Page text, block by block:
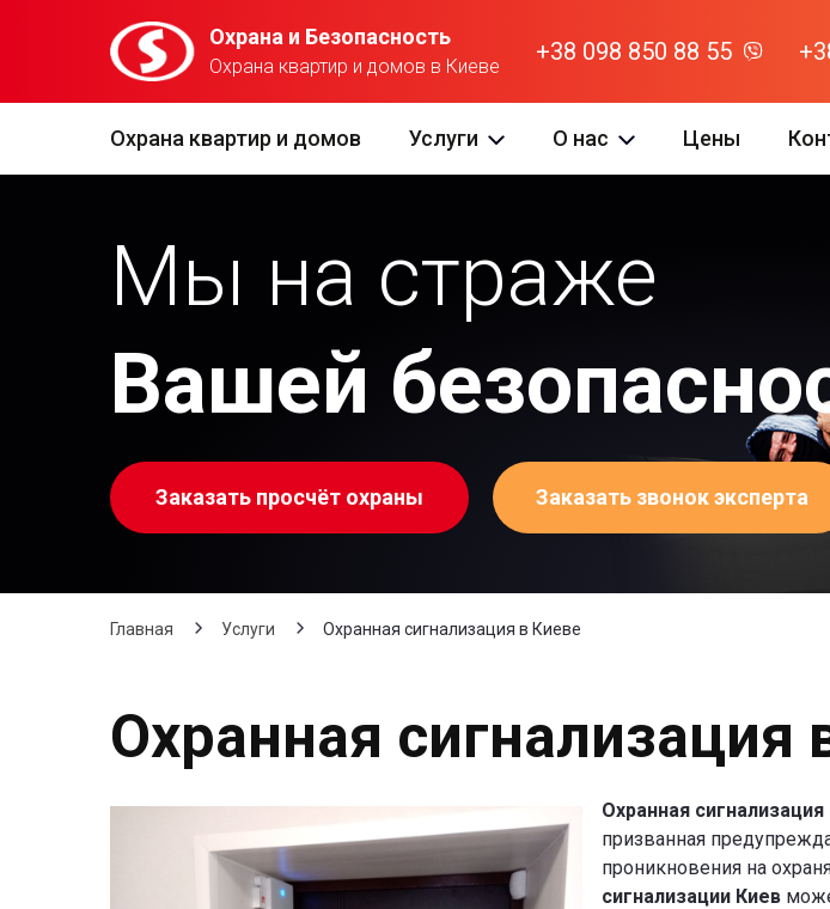
Охрана и Безопасность
Охрана квартир и домов в Киеве
+38 098 850 88 55
Охрана квартир и домов Услуги О нас Цены
Мы на страже
Вашей
Заказать просчёт охраны Заказать звонок эксперта
Главная Услуги Охранная сигнализация в Киеве
Охранная сигнализация
Охранная
призванная
проникновения на
сигнализации Киев